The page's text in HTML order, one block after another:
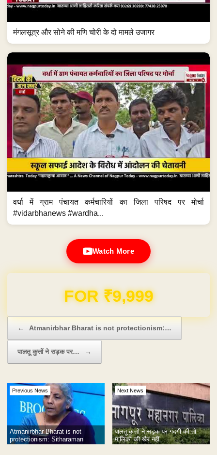
मंगलसूत्र और सोने की मणि चोरी के दो मामले उजागर
वर्धा में ग्राम पंचायत कर्मचारियों का जिला परिषद पर मोर्चा
#vidarbhanews #wardha...
Watch More
Domain & Hosting FREE for 1 Year
← Atmanirbhar Bharat is not protectionism:…
पालतू कुत्तों ने सड़क पर… →
Previous News
Atmanirbhar Bharat is not
protectionism: Sitharaman
Next News
पालतू कुत्तों ने सड़क पर गंदगी की तो
मालिकों की खैर नहीं